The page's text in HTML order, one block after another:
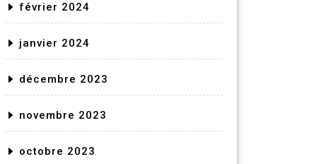
février 2024
janvier 2024
décembre 2023
novembre 2023
octobre 2023